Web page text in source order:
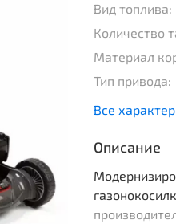
Вид топлива:
Количество
Материал
Тип привода:
Все
Описание